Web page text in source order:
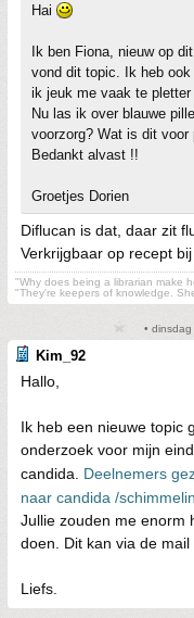
Hai
Ik ben Fiona, nieuw op
vond dit topic. Ik heb
ik jeuk me vaak te pletter
Nu las ik over blauwe
voorzorg? Wat is dit voor
Bedankt alvast !!
Groetjes Dorien
Diflucan is dat, daar zit
Verkrijgbaar op recept
"Why does being a librarian make
"They're keepers of knowledge.
•
Kim_92
Hallo,
Ik heb een nieuwe topic
onderzoek voor mijn
candida. Deelnemers
naar candida /
Jullie zouden me enorm
doen. Dit kan via de
Liefs.